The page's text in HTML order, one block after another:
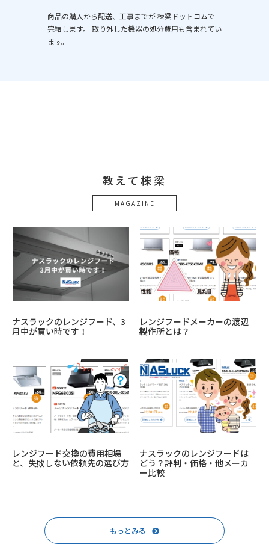
商品の購入から配送、工事までが 棟梁ドットコムで
完結します。 取り外した機器の処分費用も含まれてい
ます。
教えて棟梁
MAGAZINE
ナスラックのレンジフード、3
月中が買い時です！
レンジフードメーカーの渡辺
製作所とは？
レンジフード交換の費用相場
と、失敗しない依頼先の選び方
ナスラックのレンジフードは
どう？評判・価格・他メーカ
ー比較
もっとみる